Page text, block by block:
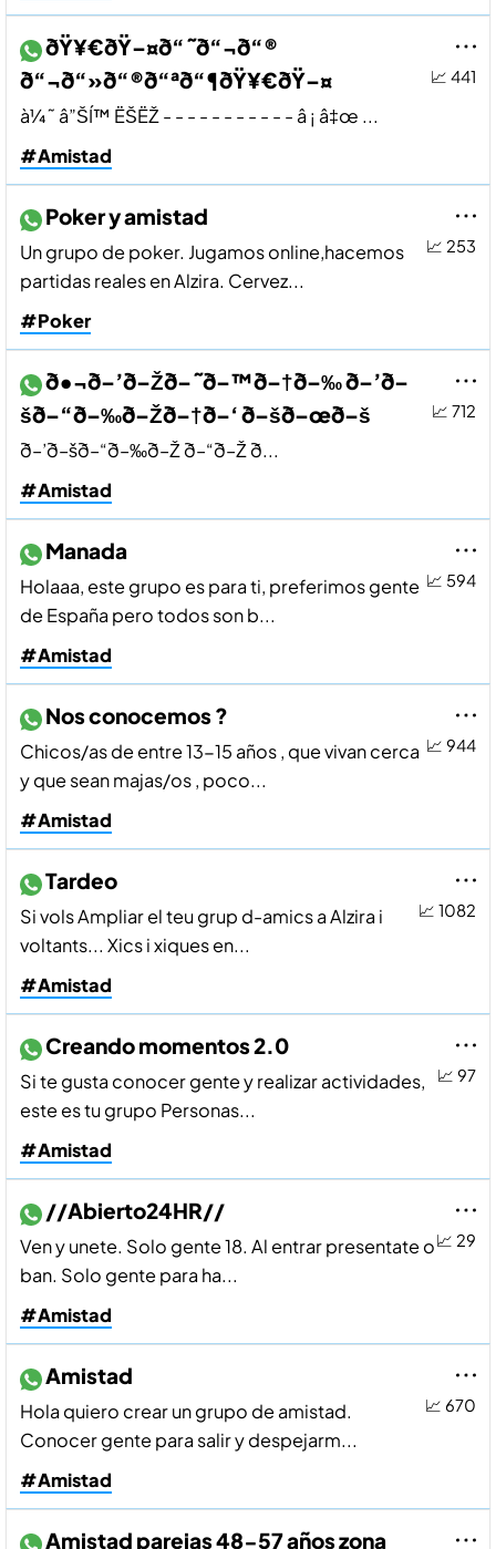
📈 441
ðŸ¥€ðŸ–¤ð“˜ð“¬ð“®
ð“¬ð“»ð“®ð“ªð“¶ðŸ¥€ðŸ–¤
à¼˜ â”ŠÍ™ ËŠËŽ - - - - - - - - - - - â ¡ â‡œ ...
#Amistad
📈 253
Poker y amistad
Un grupo de poker. Jugamos online,hacemos
partidas reales en Alzira. Cervez...
#Poker
📈 712
ð•¬ð–’ð–Žð–˜ð–™ð–†ð–‰ ð–’ð–
šð–“ð–‰ð–Žð–†ð–‘ ð–šð–œð–š
ð–’ð–šð–“ð–‰ð–Ž ð–“ð–Ž ð...
#Amistad
📈 594
Manada
Holaaa, este grupo es para ti, preferimos gente
de España pero todos son b...
#Amistad
📈 944
Nos conocemos ?
Chicos/as de entre 13-15 años , que vivan cerca
y que sean majas/os , poco...
#Amistad
📈 1082
Tardeo
Si vols Ampliar el teu grup d-amics a Alzira i
voltants... Xics i xiques en...
#Amistad
📈 97
Creando momentos 2.0
Si te gusta conocer gente y realizar actividades,
este es tu grupo Personas...
#Amistad
📈 29
//Abierto24HR//
Ven y unete. Solo gente 18. Al entrar presentate o
ban. Solo gente para ha...
#Amistad
📈 670
Amistad
Hola quiero crear un grupo de amistad.
Conocer gente para salir y despejarm...
#Amistad
Amistad parejas 48-57 años zona